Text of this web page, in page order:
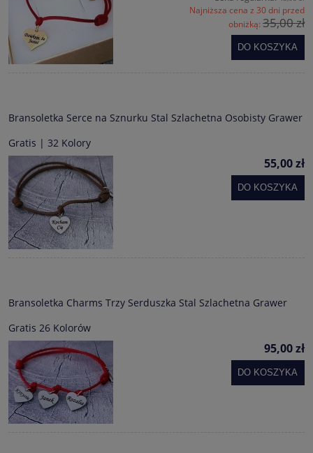
Najniższa cena z 30 dni przed
obniżką: 35,00 zł
DO KOSZYKA
Bransoletka Serce na Sznurku Stal Szlachetna Osobisty Grawer
Gratis | 32 Kolory
55,00 zł
DO KOSZYKA
Bransoletka Charms Trzy Serduszka Stal Szlachetna Grawer
Gratis 26 Kolorów
95,00 zł
DO KOSZYKA